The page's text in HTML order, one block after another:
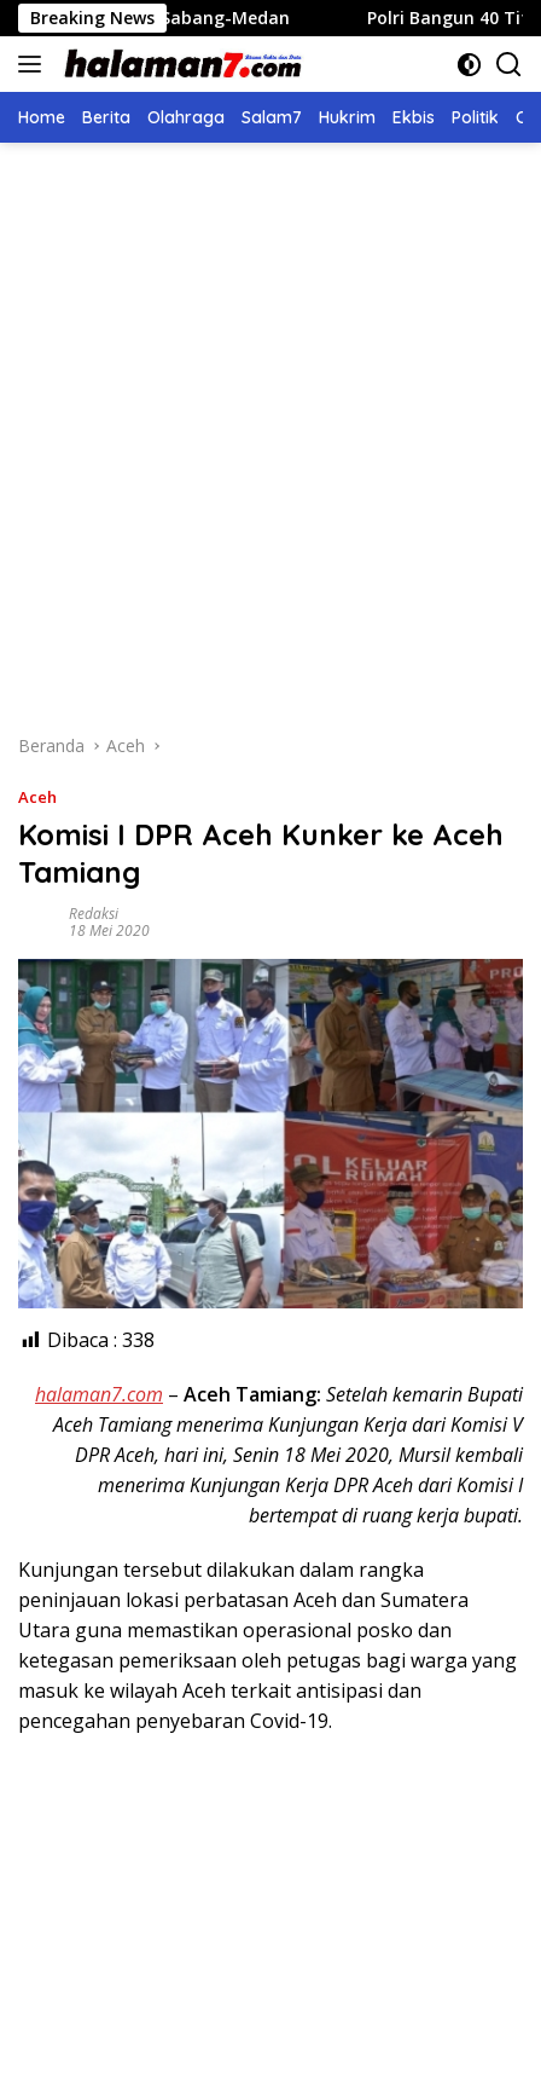
Langsung
ke
konten
Breaking News
Medan Polri Bangun 40 Titik Sumur Bor untuk
Home Berita Olahraga Salam7 Hukrim Ekbis Politik
Beranda Aceh
Aceh
Komisi I DPR Aceh Kunker ke Aceh
Tamiang
Redaksi
18 Mei 2020
Dibaca : 338
halaman7.com – Aceh Tamiang: Setelah kemarin Bupati
Aceh Tamiang menerima Kunjungan Kerja dari Komisi V
DPR Aceh, hari ini, Senin 18 Mei 2020, Mursil kembali
menerima Kunjungan Kerja DPR Aceh dari Komisi I
bertempat di ruang kerja bupati.
Kunjungan tersebut dilakukan dalam rangka
peninjauan lokasi perbatasan Aceh dan Sumatera
Utara guna memastikan operasional posko dan
ketegasan pemeriksaan oleh petugas bagi warga yang
masuk ke wilayah Aceh terkait antisipasi dan
pencegahan penyebaran Covid-19.